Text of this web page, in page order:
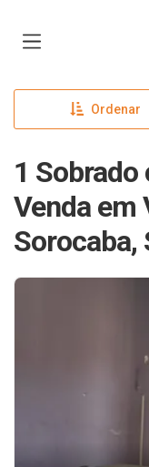
Ordenar
1
Venda em
Sorocaba,